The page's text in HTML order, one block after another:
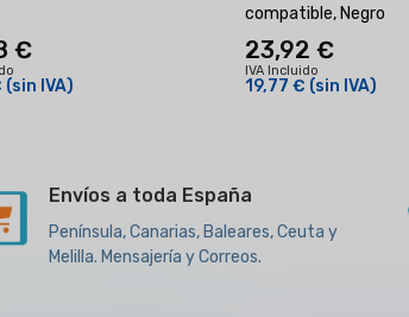
€
(sin IVA)
compatible, Negro
23,92 €
IVA Incluido
19,77 € (sin IVA)
Envíos a toda España
Península, Canarias, Baleares, Ceuta y
Melilla. Mensajería y Correos.